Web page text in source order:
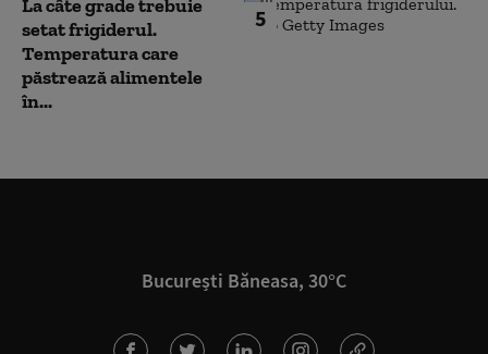
5
La câte grade trebuie
setat frigiderul.
Temperatura care
păstrează alimentele
în...
București Băneasa, 30°C